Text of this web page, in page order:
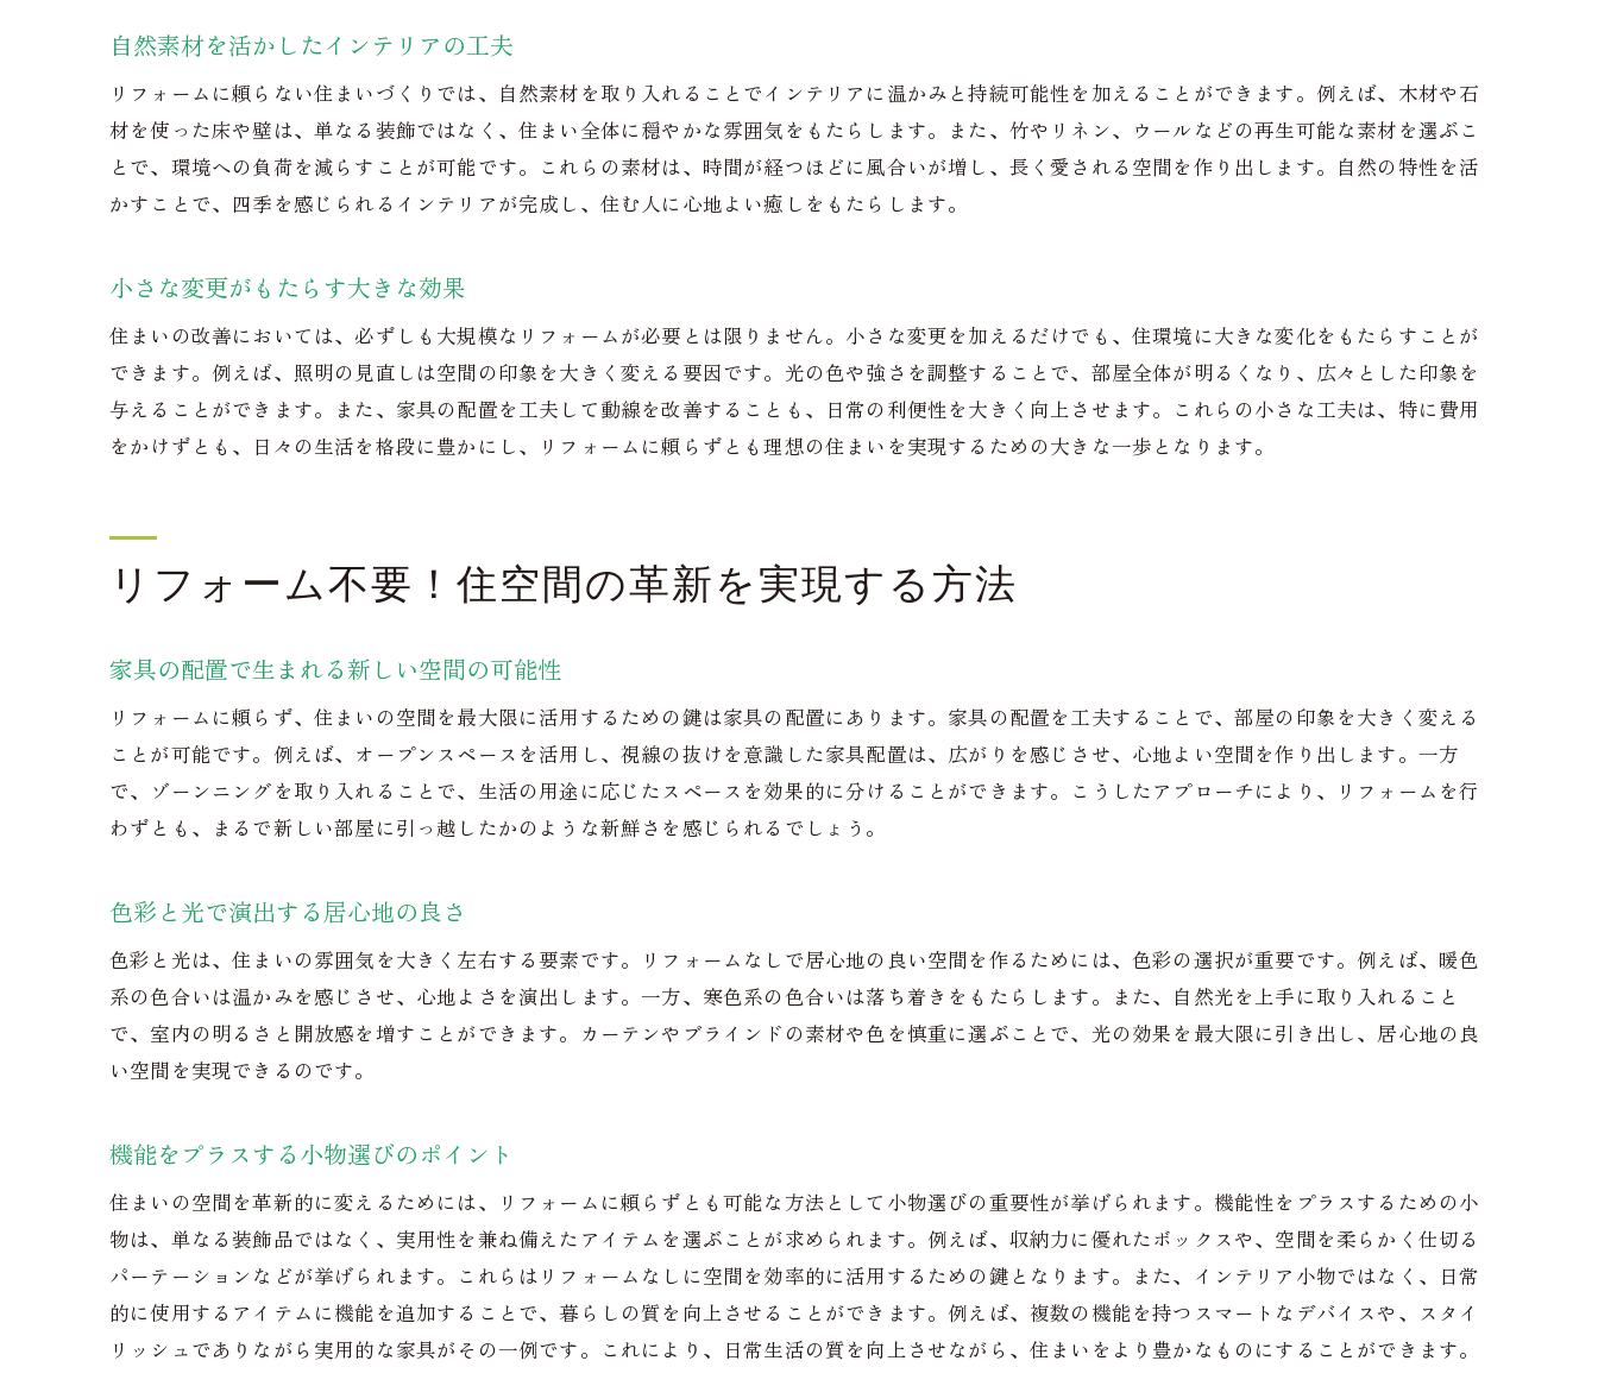
心地よさを追求した空間アレンジ
最新トレンドを取り入れたデザイン提案
風通しを良くするレイアウトの工夫
素材の特性を活かしたインテリア
リフォームに頼らず機能性を引き出す住まいの工夫
生活動線を考慮した家具配置の秘訣
視覚的に広がりを持たせるカラーコーディネート
省エネを意識した家電選び
パーソナルスペースを充実させる工夫
節約しながらインテリアを刷新する方法
アートとデザインで個性をプラス
部屋の特徴を活かしたスタイル選び
シンプルさを追求した住まいの美学
自然素材を活かしたインテリアの工夫
リフォームに頼らない住まいづくりでは、自然素材を取り入れることでインテリアに温かみと持続可能性を加えることができます。例えば、木材や石
材を使った床や壁は、単なる装飾ではなく、住まい全体に穏やかな雰囲気をもたらします。また、竹やリネン、ウールなどの再生可能な素材を選ぶこ
とで、環境への負荷を減らすことが可能です。これらの素材は、時間が経つほどに風合いが増し、長く愛される空間を作り出します。自然の特性を活
かすことで、四季を感じられるインテリアが完成し、住む人に心地よい癒しをもたらします。
小さな変更がもたらす大きな効果
住まいの改善においては、必ずしも大規模なリフォームが必要とは限りません。小さな変更を加えるだけでも、住環境に大きな変化をもたらすことが
できます。例えば、照明の見直しは空間の印象を大きく変える要因です。光の色や強さを調整することで、部屋全体が明るくなり、広々とした印象を
与えることができます。また、家具の配置を工夫して動線を改善することも、日常の利便性を大きく向上させます。これらの小さな工夫は、特に費用
をかけずとも、日々の生活を格段に豊かにし、リフォームに頼らずとも理想の住まいを実現するための大きな一歩となります。
リフォーム不要！住空間の革新を実現する方法
家具の配置で生まれる新しい空間の可能性
リフォームに頼らず、住まいの空間を最大限に活用するための鍵は家具の配置にあります。家具の配置を工夫することで、部屋の印象を大きく変える
ことが可能です。例えば、オープンスペースを活用し、視線の抜けを意識した家具配置は、広がりを感じさせ、心地よい空間を作り出します。一方
で、ゾーンニングを取り入れることで、生活の用途に応じたスペースを効果的に分けることができます。こうしたアプローチにより、リフォームを行
わずとも、まるで新しい部屋に引っ越したかのような新鮮さを感じられるでしょう。
色彩と光で演出する居心地の良さ
色彩と光は、住まいの雰囲気を大きく左右する要素です。リフォームなしで居心地の良い空間を作るためには、色彩の選択が重要です。例えば、暖色
系の色合いは温かみを感じさせ、心地よさを演出します。一方、寒色系の色合いは落ち着きをもたらします。また、自然光を上手に取り入れること
で、室内の明るさと開放感を増すことができます。カーテンやブラインドの素材や色を慎重に選ぶことで、光の効果を最大限に引き出し、居心地の良
い空間を実現できるのです。
機能をプラスする小物選びのポイント
住まいの空間を革新的に変えるためには、リフォームに頼らずとも可能な方法として小物選びの重要性が挙げられます。機能性をプラスするための小
物は、単なる装飾品ではなく、実用性を兼ね備えたアイテムを選ぶことが求められます。例えば、収納力に優れたボックスや、空間を柔らかく仕切る
パーテーションなどが挙げられます。これらはリフォームなしに空間を効率的に活用するための鍵となります。また、インテリア小物ではなく、日常
的に使用するアイテムに機能を追加することで、暮らしの質を向上させることができます。例えば、複数の機能を持つスマートなデバイスや、スタイ
リッシュでありながら実用的な家具がその一例です。これにより、日常生活の質を向上させながら、住まいをより豊かなものにすることができます。